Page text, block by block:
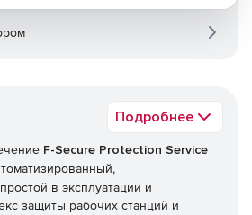
Подробнее
F-Secure Protection Service
в эксплуатации и
защиты рабочих станций и